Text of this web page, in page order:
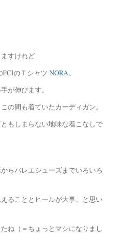
すけれど
のＴシャツ NORA。
が伸びます。
の間も着ていたカーディガン。
もしまらない地味な着こなしで
らバレエシューズまでいろいろ
ることとヒールが大事、と思い
ね（＝ちょっとマシになりまし